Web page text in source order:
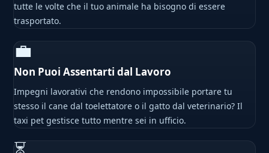
tutte le volte che il tuo animale ha bisogno di essere
trasportato.
💼
Non Puoi Assentarti dal Lavoro
Impegni lavorativi che rendono impossibile portare tu
stesso il cane dal toelettatore o il gatto dal veterinario? Il
taxi pet gestisce tutto mentre sei in ufficio.